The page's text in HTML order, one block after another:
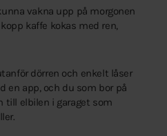
vakna upp på morgonen
kaffe kokas med ren,
dörren och enkelt låser
en app, och du som bor på
till elbilen i garaget som